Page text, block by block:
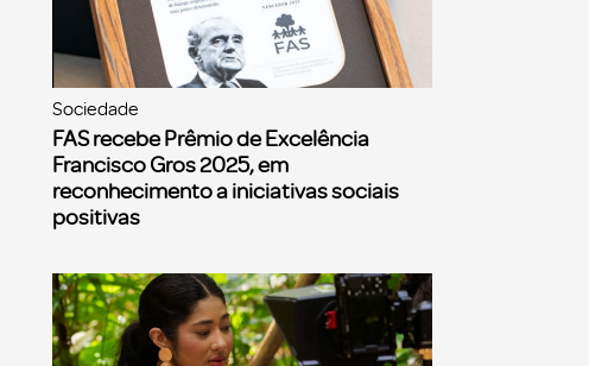
Sociedade
FAS recebe Prêmio de Excelência
Francisco Gros 2025, em
reconhecimento a iniciativas sociais
positivas